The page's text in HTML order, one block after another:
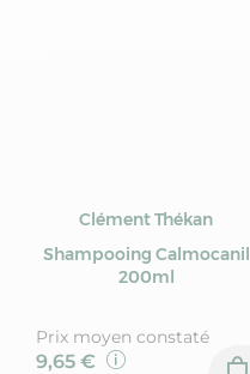
Clément Thékan
Shampooing Calmocanil
200ml
Prix moyen constaté
9,65 €